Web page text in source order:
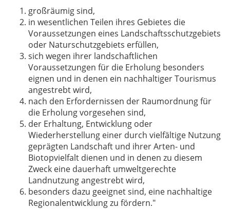
großräumig sind,
in wesentlichen Teilen ihres Gebietes die
Voraussetzungen eines Landschaftsschutzgebiets
oder Naturschutzgebiets erfüllen,
sich wegen ihrer landschaftlichen
Voraussetzungen für die Erholung besonders
eignen und in denen ein nachhaltiger Tourismus
angestrebt wird,
nach den Erfordernissen der Raumordnung für
die Erholung vorgesehen sind,
der Erhaltung, Entwicklung oder
Wiederherstellung einer durch vielfältige Nutzung
geprägten Landschaft und ihrer Arten- und
Biotopvielfalt dienen und in denen zu diesem
Zweck eine dauerhaft umweltgerechte
Landnutzung angestrebt wird,
besonders dazu geeignet sind, eine nachhaltige
Regionalentwicklung zu fördern."